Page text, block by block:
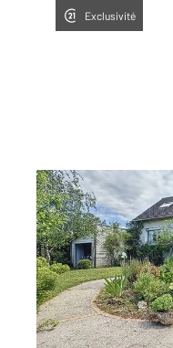
Exclusivité
OLIVET 45
158,49 m2, 6
Ref : 422
Maison à
256